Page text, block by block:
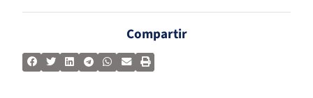
Compartir